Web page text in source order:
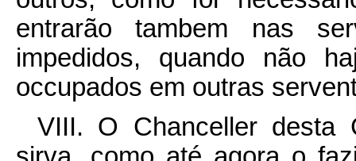
entrarão tambem nas
impedidos, quando não
occupados em outras
VIII. O Chanceller desta